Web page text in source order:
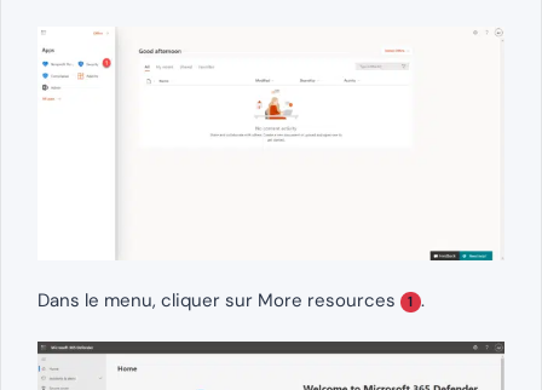
Dans le menu, cliquer sur More resources 1 .